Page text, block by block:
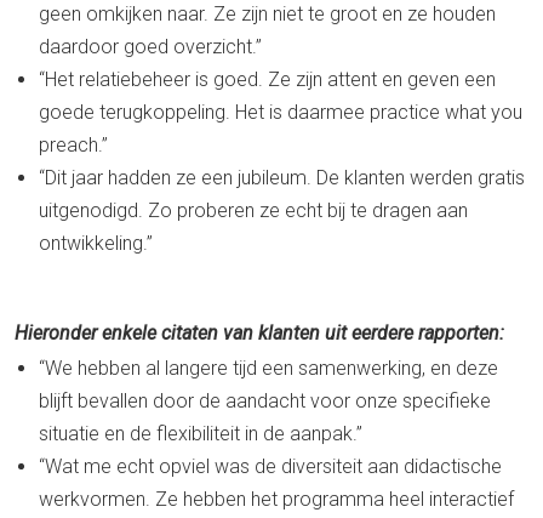
geen omkijken naar. Ze zijn niet te groot en ze houden
daardoor goed overzicht.”
“Het relatiebeheer is goed. Ze zijn attent en geven een
goede terugkoppeling. Het is daarmee practice what you
preach.”
“Dit jaar hadden ze een jubileum. De klanten werden gratis
uitgenodigd. Zo proberen ze echt bij te dragen aan
ontwikkeling.”
Hieronder enkele citaten van klanten uit eerdere rapporten:
“We hebben al langere tijd een samenwerking, en deze
blijft bevallen door de aandacht voor onze specifieke
situatie en de flexibiliteit in de aanpak.”
“Wat me echt opviel was de diversiteit aan didactische
werkvormen. Ze hebben het programma heel interactief